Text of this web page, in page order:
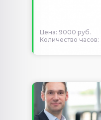
Цена: 9000 руб.
Количество часов: